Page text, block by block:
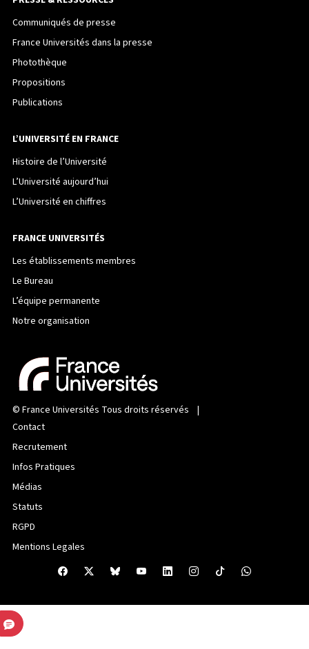
Communiqués de presse
France Universités dans la presse
Photothèque
Propositions
Publications
L’UNIVERSITÉ EN FRANCE
Histoire de l’Université
L’Université aujourd’hui
L’Université en chiffres
FRANCE UNIVERSITÉS
Les établissements membres
Le Bureau
L’équipe permanente
Notre organisation
© France Universités Tous droits réservés |
Contact
Recrutement
Infos Pratiques
Médias
Statuts
RGPD
Mentions Legales